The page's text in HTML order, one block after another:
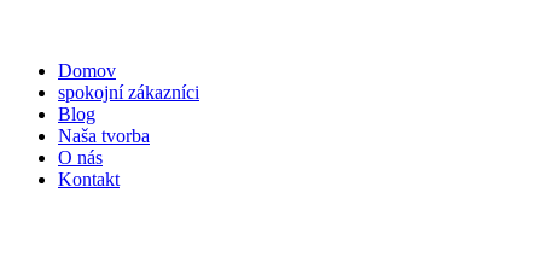
Domov
spokojní zákazníci
Blog
Naša tvorba
O nás
Kontakt